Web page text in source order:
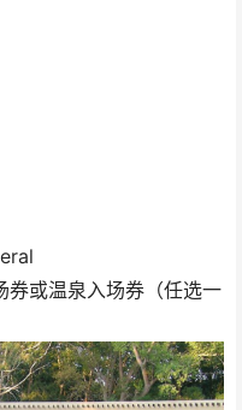
券或温泉入场券（任选一